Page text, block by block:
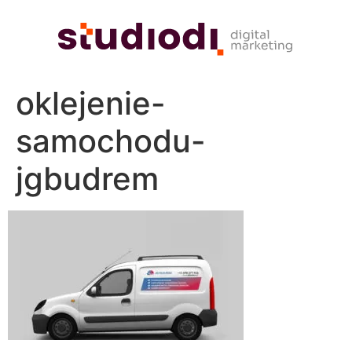
oklejenie-
samochodu-
jgbudrem